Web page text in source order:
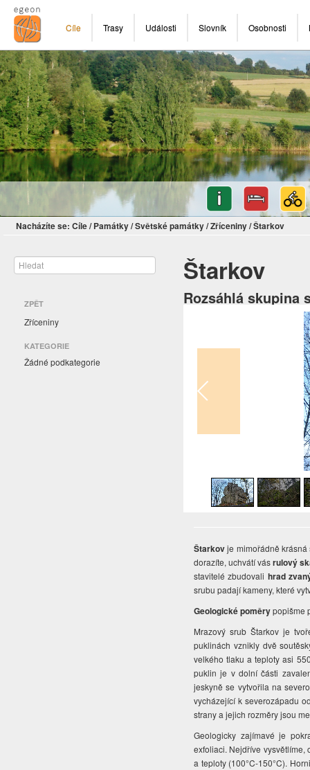
Cíle Trasy Události Slovník Osobnosti
Nacházíte se: Cíle/ Památky/Světské památky/Zříceniny/Štarkov
ZPĚT
Zříceniny
KATEGORIE
Žádné podkategorie
Štarkov
Rozsáhlá skupina
Štarkovje mimořádně
dorazíte, uchvátí vásrulový
stavitelé zbudovali hrad
srubu padají kameny, které
Geologické poměrypopišme
Mrazový srub Štarkov je
puklinách vznikly dvě
velkého tlaku a teploty asi
puklin je v dolní části
jeskyně se vytvořila na
vycházející k severozápadu
strany a jejich rozměry jsou
Geologicky zajímavé je
exfoliaci. Nejdříve vysvětlíme,
a teploty (100°C-150°C).